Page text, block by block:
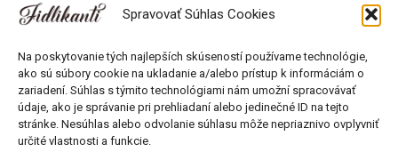
Spravovať Súhlas Cookies
Na poskytovanie tých najlepších skúseností používame technológie,
ako sú súbory cookie na ukladanie a/alebo prístup k informáciám o
zariadení. Súhlas s týmito technológiami nám umožní spracovávať
údaje, ako je správanie pri prehliadaní alebo jedinečné ID na tejto
stránke. Nesúhlas alebo odvolanie súhlasu môže nepriaznivo ovplyvniť
určité vlastnosti a funkcie.
Všeobecné obchodné podmienky
Pravidlá používania cookies
Odstúpenie od kúpnej zmluvy
Poučenie o uplatnení práva spotrebiteľa na
odstúpenie od zmluvy